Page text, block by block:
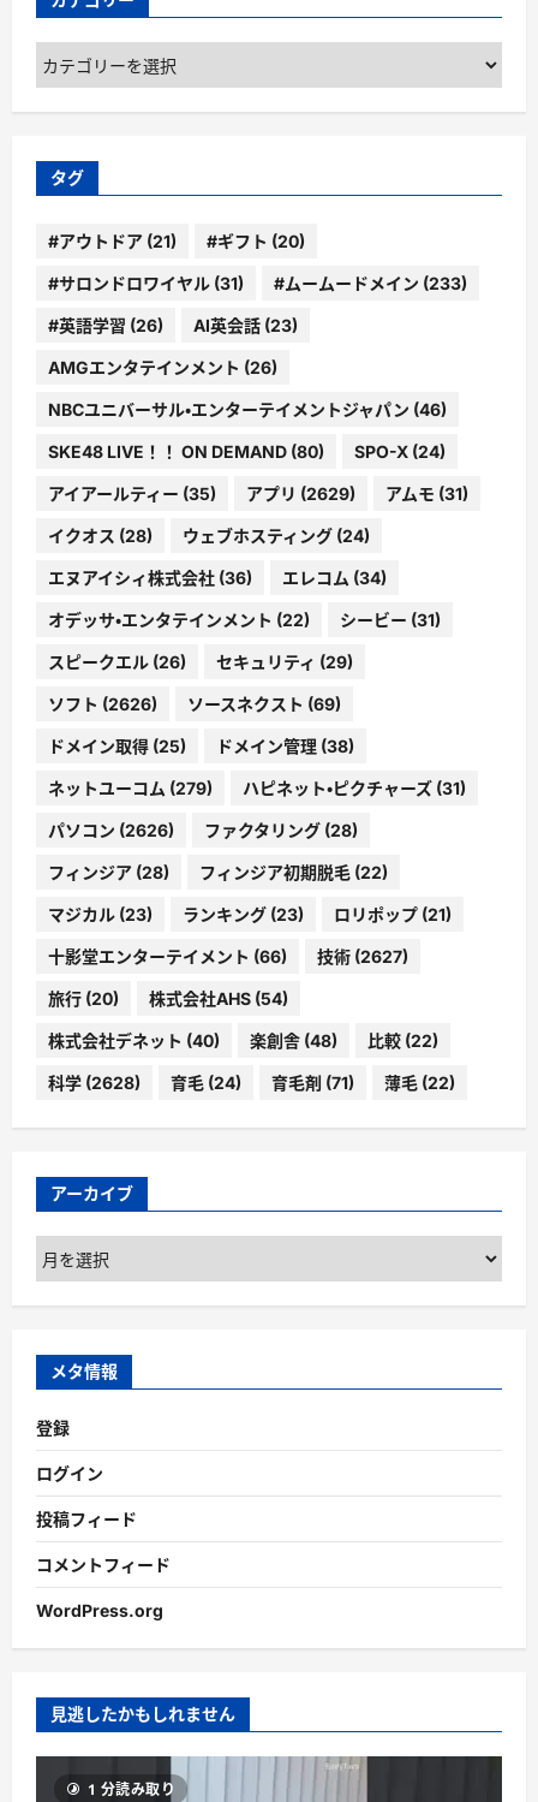
カ
テ
ゴ
ー
タグ
#アウトドア (21) #ギフト (20)
#サロンドロワイヤル (31) #ムームードメイン (233)
#英語学習 (26) AI英会話 (23)
AMGエンタテインメント (26)
NBCユニバーサル・エンターテイメントジャパン (46)
SKE48 LIVE！！ ON DEMAND (80) SPO-X (24)
アイアールティー (35) アプリ (2629) アムモ (31)
イクオス (28) ウェブホスティング (24)
エヌアイシィ株式会社 (36) エレコム (34)
オデッサ・エンタテインメント (22) シービー (31)
スピークエル (26) セキュリティ (29)
ソフト (2626) ソースネクスト (69)
ドメイン取得 (25) ドメイン管理 (38)
ネットユーコム (279) ハピネット・ピクチャーズ (31)
パソコン (2626) ファクタリング (28)
フィンジア (28) フィンジア初期脱毛 (22)
マジカル (23) ランキング (23) ロリポップ (21)
十影堂エンターテイメント (66) 技術 (2627)
旅行 (20) 株式会社AHS (54)
株式会社デネット (40) 楽創舎 (48) 比較 (22)
科学 (2628) 育毛 (24) 育毛剤 (71) 薄毛 (22)
アーカイブ
ア
ー
カ
ブ
メタ情報
登録
ログイン
投稿フィード
コメントフィード
WordPress.org
見逃したかもしれません
1 分読み取り